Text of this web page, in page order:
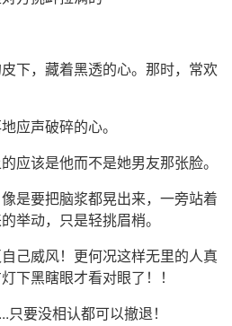
下，藏着黑透的心。那时，常欢
应声破碎的心。
应该是他而不是她男友那张脸。
是要把脑浆都晃出来，一旁站着
举动，只是轻挑眉梢。
己威风！更何况这样无里的人真
下黑瞎眼才看对眼了！！
要没相认都可以撤退！